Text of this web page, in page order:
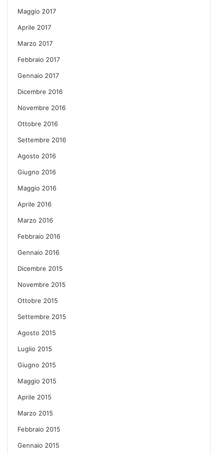
Maggio 2017
Aprile 2017
Marzo 2017
Febbraio 2017
Gennaio 2017
Dicembre 2016
Novembre 2016
Ottobre 2016
Settembre 2016
Agosto 2016
Giugno 2016
Maggio 2016
Aprile 2016
Marzo 2016
Febbraio 2016
Gennaio 2016
Dicembre 2015
Novembre 2015
Ottobre 2015
Settembre 2015
Agosto 2015
Luglio 2015
Giugno 2015
Maggio 2015
Aprile 2015
Marzo 2015
Febbraio 2015
Gennaio 2015